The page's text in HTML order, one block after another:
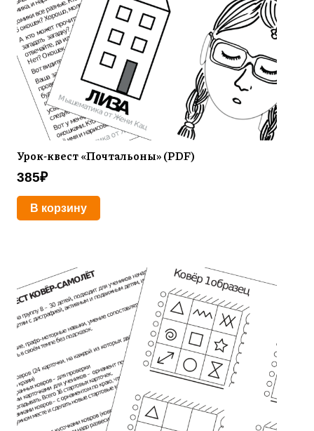
Урок-квест «Почтальоны» (PDF)
385₽
В корзину